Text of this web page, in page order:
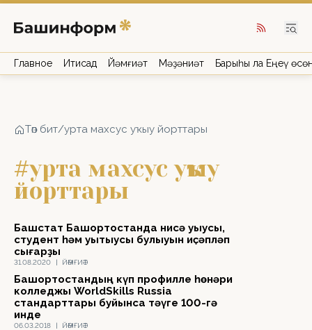
Главное Иҡтисад Йәмғиәт Мәҙәниәт Барыһы ла Еңеү
Төп бит/урта махсус уҡыу йорттары
#урта махсус уҡыу
йорттары
31.08.2020 | ЙӘМҒИӘТ
Башстат Башҡортостанда нисә уҡыусы,
студент һәм уҡытыусы булыуын иҫәпләп
сығарҙы
06.03.2018 | ЙӘМҒИӘТ
Башҡортостандың күп профилле һөнәри
колледжы WorldSkills Russia
стандарттары буйынса тәүге 100-гә
инде